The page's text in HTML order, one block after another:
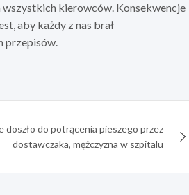
wszystkich kierowców. Konsekwencje
aby każdy z nas brał
przepisów.
doszło do potrącenia pieszego przez
dostawczaka, mężczyzna w szpitalu